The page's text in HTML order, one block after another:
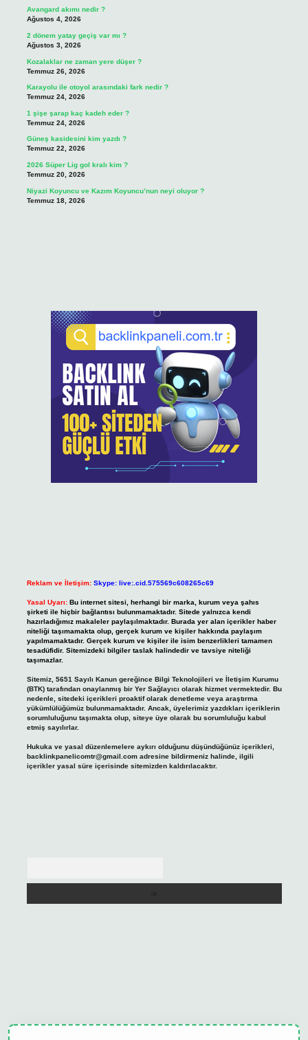
Avangard akımı nedir ?
Ağustos 4, 2026
2 dönem yatay geçiş var mı ?
Ağustos 3, 2026
Kozalaklar ne zaman yere düşer ?
Temmuz 26, 2026
Karayolu ile otoyol arasındaki fark nedir ?
Temmuz 24, 2026
1 şişe şarap kaç kadeh eder ?
Temmuz 24, 2026
Güneş kasidesini kim yazdı ?
Temmuz 22, 2026
2026 Süper Lig gol kralı kim ?
Temmuz 20, 2026
Niyazi Koyuncu ve Kazım Koyuncu’nun neyi oluyor ?
Temmuz 18, 2026
Reklam ve İletişim: Skype: live:.cid.575569c608265c69
Yasal Uyarı: Bu internet sitesi, herhangi bir marka, kurum veya şahıs
şirketi ile hiçbir bağlantısı bulunmamaktadır. Sitede yalnızca kendi
hazırladığımız makaleler paylaşılmaktadır. Burada yer alan içerikler haber
niteliği taşımamakta olup, gerçek kurum ve kişiler hakkında paylaşım
yapılmamaktadır. Gerçek kurum ve kişiler ile isim benzerlikleri tamamen
tesadüfidir. Sitemizdeki bilgiler taslak halindedir ve tavsiye niteliği
taşımazlar.
Sitemiz, 5651 Sayılı Kanun gereğince Bilgi Teknolojileri ve İletişim Kurumu
(BTK) tarafından onaylanmış bir Yer Sağlayıcı olarak hizmet vermektedir. Bu
nedenle, sitedeki içerikleri proaktif olarak denetleme veya araştırma
yükümlülüğümüz bulunmamaktadır. Ancak, üyelerimiz yazdıkları içeriklerin
sorumluluğunu taşımakta olup, siteye üye olarak bu sorumluluğu kabul
etmiş sayılırlar.
Hukuka ve yasal düzenlemelere aykırı olduğunu düşündüğünüz içerikleri,
backlinkpanelicomtr@gmail.comadresine bildirmeniz halinde, ilgili
içerikler yasal süre içerisinde sitemizden kaldırılacaktır.